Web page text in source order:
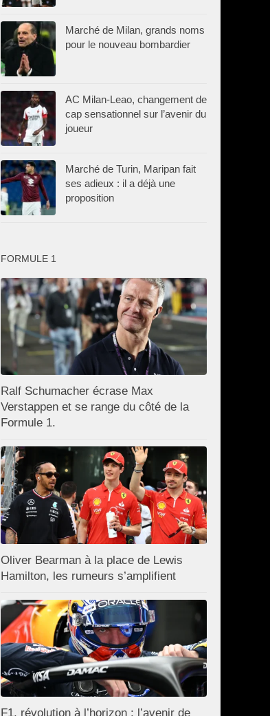
Marché de Milan, grands noms
pour le nouveau bombardier
AC Milan-Leao, changement de
cap sensationnel sur l’avenir du
joueur
Marché de Turin, Maripan fait
ses adieux : il a déjà une
proposition
FORMULE 1
Ralf Schumacher écrase Max
Verstappen et se range du côté de la
Formule 1.
Oliver Bearman à la place de Lewis
Hamilton, les rumeurs s’amplifient
F1, révolution à l’horizon : l’avenir de